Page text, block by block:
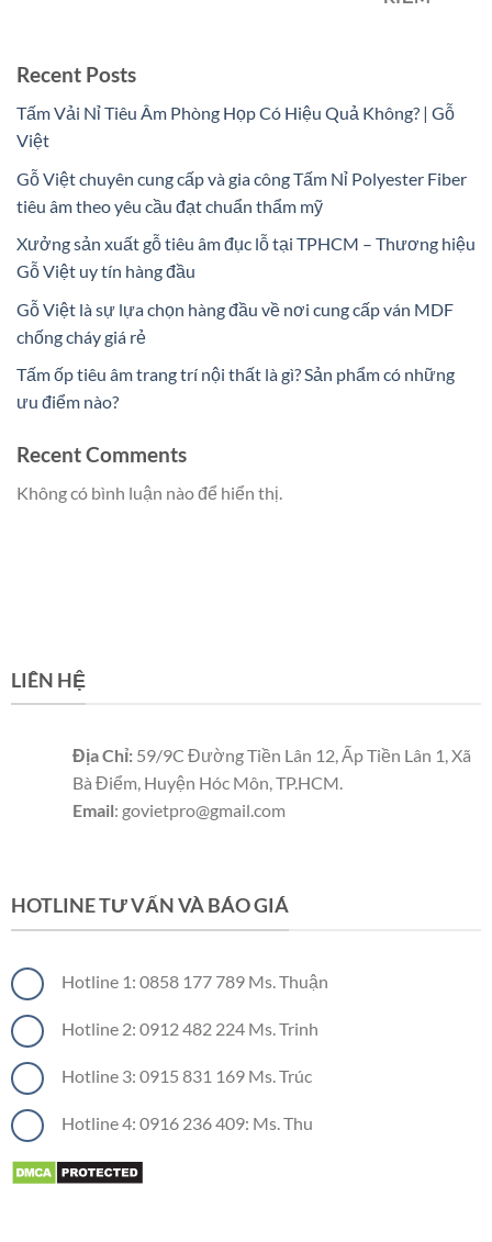
Recent Posts
Tấm Vải Nỉ Tiêu Âm Phòng Họp Có Hiệu Quả Không? | Gỗ
Việt
Gỗ Việt chuyên cung cấp và gia công Tấm Nỉ Polyester Fiber
tiêu âm theo yêu cầu đạt chuẩn thẩm mỹ
Xưởng sản xuất gỗ tiêu âm đục lỗ tại TPHCM – Thương hiệu
Gỗ Việt uy tín hàng đầu
Gỗ Việt là sự lựa chọn hàng đầu về nơi cung cấp ván MDF
chống cháy giá rẻ
Tấm ốp tiêu âm trang trí nội thất là gì? Sản phẩm có những
ưu điểm nào?
Recent Comments
Không có bình luận nào để hiển thị.
LIÊN HỆ
Địa Chỉ:59/9C Đường Tiền Lân 12, Ấp Tiền Lân 1, Xã
Bà Điểm, Huyện Hóc Môn, TP.HCM.
Email: govietpro@gmail.com
HOTLINE TƯ VẤN VÀ BÁO GIÁ
Hotline 1: 0858 177 789 Ms. Thuận
Hotline 2: 0912 482 224 Ms. Trinh
Hotline 3: 0915 831 169 Ms. Trúc
Hotline 4: 0916 236 409: Ms. Thu